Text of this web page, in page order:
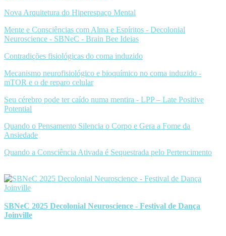
Nova Arquitetura do Hiperespaço Mental
Mente e Consciências com Alma e Espíritos - Decolonial
Neuroscience - SBNeC - Brain Bee Ideias
Contradições fisiológicas do coma induzido
Mecanismo neurofisiológico e bioquímico no coma induzido -
mTOR e o de reparo celular
Seu cérebro pode ter caído numa mentira - LPP – Late Positive
Potential
Quando o Pensamento Silencia o Corpo e Gera a Fome da
Ansiedade
Quando a Consciência Ativada é Sequestrada pelo Pertencimento
SBNeC 2025 Decolonial Neuroscience - Festival de Dança
Joinville